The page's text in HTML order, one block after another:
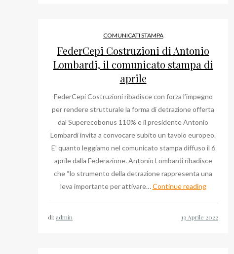
COMUNICATI STAMPA
FederCepi Costruzioni di Antonio
Lombardi, il comunicato stampa di
aprile
FederCepi Costruzioni ribadisce con forza l’impegno
per rendere strutturale la forma di detrazione offerta
dal Superecobonus 110% e il presidente Antonio
Lombardi invita a convocare subito un tavolo europeo.
E’ quanto leggiamo nel comunicato stampa diffuso il 6
aprile dalla Federazione. Antonio Lombardi ribadisce
che “lo strumento della detrazione rappresenta una
leva importante per attivare…Continue readingFederCepi
di: admin